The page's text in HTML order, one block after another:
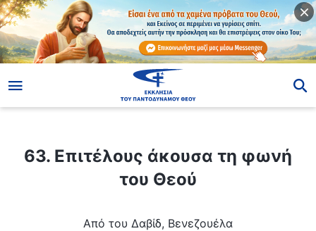
63. Επιτέλους άκουσα τη φωνή του Θεού
63. Επιτέλους άκουσα τη φωνή
του Θεού
Από του Δαβίδ, Βενεζουέλα